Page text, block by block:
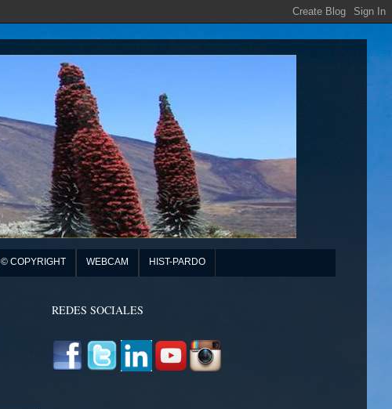
© COPYRIGHT WEBCAM HIST-PARDO
REDES SOCIALES